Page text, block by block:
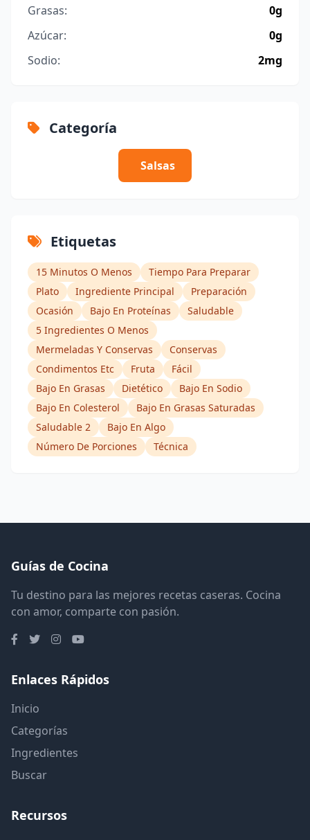
Grasas:
0g
Azúcar:
0g
Sodio:
2mg
Categoría
Salsas
Etiquetas
15 Minutos O Menos
Tiempo Para Preparar
Plato
Ingrediente Principal
Preparación
Ocasión
Bajo En Proteínas
Saludable
5 Ingredientes O Menos
Mermeladas Y Conservas
Conservas
Condimentos Etc
Fruta
Fácil
Bajo En Grasas
Dietético
Bajo En Sodio
Bajo En Colesterol
Bajo En Grasas Saturadas
Saludable 2
Bajo En Algo
Número De Porciones
Técnica
Guías de Cocina
Tu destino para las mejores recetas caseras. Cocina
con amor, comparte con pasión.
Enlaces Rápidos
Inicio
Categorías
Ingredientes
Buscar
Recursos